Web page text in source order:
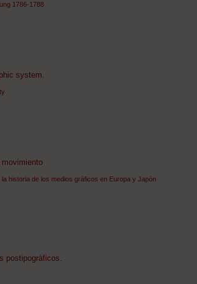
1786-1788
system.
historia de los medios gráficos en Europa y Japón
postipogràficos.